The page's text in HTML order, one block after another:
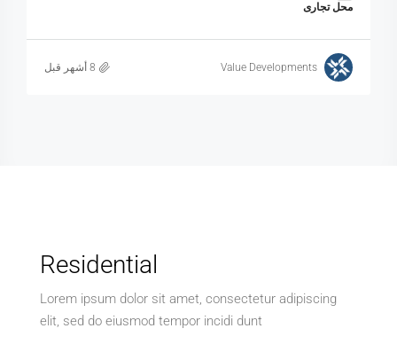
محل تجارى
Value Developments
Residential
Lorem ipsum dolor sit amet, consectetur adipiscing
elit, sed do eiusmod tempor incidi dunt